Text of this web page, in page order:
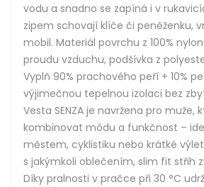
vodu a snadno se zapíná i v
zipem schovají klíče či peněženku,
mobil. Materiál povrchu z 100%
proudu vzduchu, podšívka z
Vyplň 90% prachového peří + 10%
výjimečnou tepelnou izolaci bez
Vesta SENZA je navržena pro muže,
kombinovat módu a funkčnost –
městem, cyklistiku nebo krátké
s jakýmkoli oblečením, slim fit střih
Díky pralnosti v pračce při 30 °C